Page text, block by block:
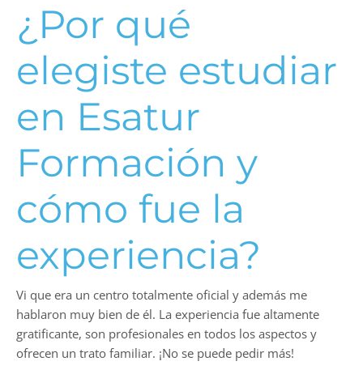
¿Por qué
elegiste estudiar
en Esatur
Formación y
cómo fue la
experiencia?
Vi que era un centro totalmente oficial y además me
hablaron muy bien de él. La experiencia fue altamente
gratificante, son profesionales en todos los aspectos y
ofrecen un trato familiar. ¡No se puede pedir más!